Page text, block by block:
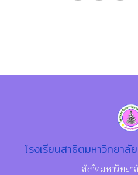
โรงเรียนสาธิตมหาวิทยาลั
สังกัดมหาวิทยา